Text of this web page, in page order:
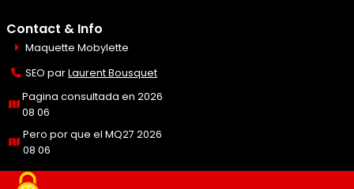
Contact & Info
Maquette Mobylette
SEO parLaurent Bousquet
Pagina consultada en 2026
08 06
Pero por que el MQ27 2026
08 06